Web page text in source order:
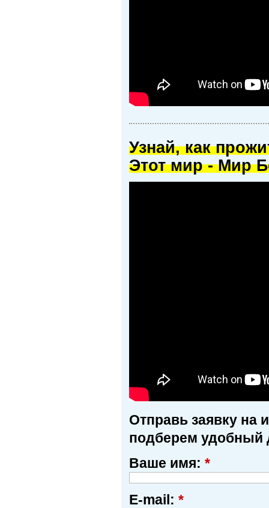
Узнай, как
Этот мир - Мир
Отправь заявку на
подберем удобный
Ваше имя: *
E-mail: *